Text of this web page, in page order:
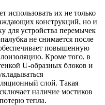
использовать их не только
конструкций, но и
для устройства перемычек
не снимается после
повышенную
Кроме того, в
U-образных блоков и
слой. Такая
наличие мостиков
тепла.